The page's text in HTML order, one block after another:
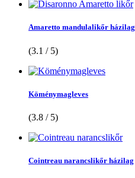
Amaretto mandulalikőr házilag
(3.1 / 5)
Köménymagleves
(3.8 / 5)
Cointreau narancslikőr házilag